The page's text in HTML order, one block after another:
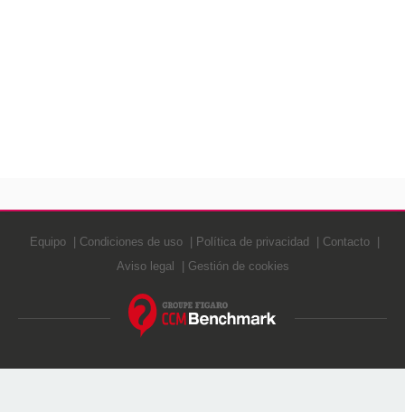
Equipo Condiciones de uso Política de privacidad
Contacto
Aviso legal
Gestión de cookies